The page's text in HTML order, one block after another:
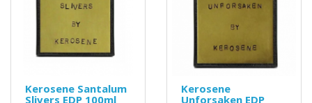
Kerosene Santalum
Slivers EDP 100ml
Kerosene
Unforsaken EDP